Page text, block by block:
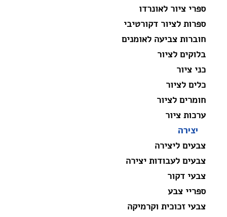
ספרי ציור לאונרדו
ספרות לציור דקורטיבי
חוברות צביעה לאומנים
בלוקים לציור
כני ציור
כלים לציור
חומרים לציור
ערכות ציור
יצירה
צבעים ליצירה
צבעים לעבודות יצירה
צבעי דקור
ספריי צבע
צבעי זכוכית וקרמיקה